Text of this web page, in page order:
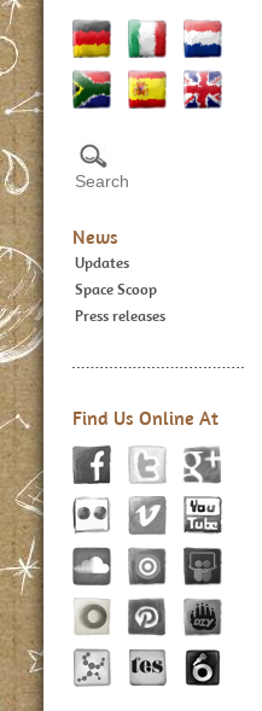
News
Updates
Space Scoop
Press releases
Find Us Online At